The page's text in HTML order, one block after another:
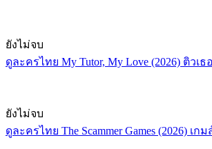
ยังไม่จบ
ดูละครไทย My Tutor, My Love (2026) ติวเธ
ยังไม่จบ
ดูละครไทย The Scammer Games (2026) เก